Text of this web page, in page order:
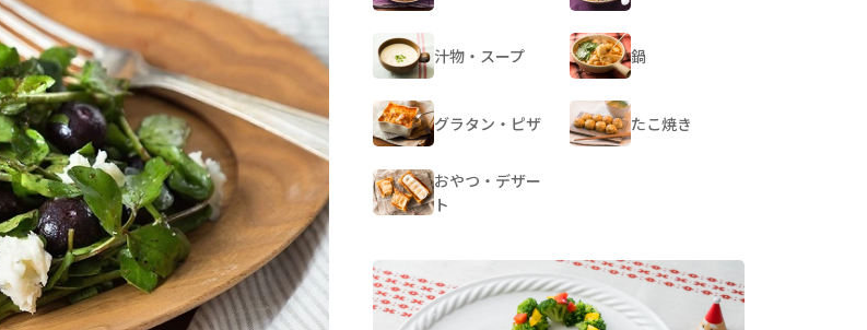
汁物・スープ 鍋
グラタン・ピザ たこ焼き
おやつ・デザー
ト